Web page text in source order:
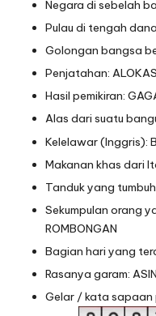
Negara di sebelah
Pulau di tengah
Golongan bangsa
Penjatahan:
Hasil pemikiran:
Alas dari suatu
Kelelawar (Inggris):
Makanan khas dari
Tanduk yang
Sekumpulan orang
ROMBONGAN
Bagian hari yang
Rasanya garam: ASIN
Gelar / kata sapaan